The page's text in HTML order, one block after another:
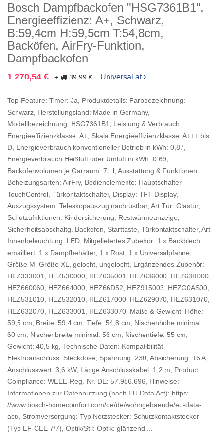
Bosch Dampfbackofen "HSG7361B1",
Energieeffizienz: A+, Schwarz,
B:59,4cm H:59,5cm T:54,8cm,
Backöfen, AirFry-Funktion,
Dampfbackofen
1 270,54 € + 39,99 € Universal.at
Top-Feature: Timer: Ja, Produktdetails: Farbbezeichnung:
Schwarz, Herstellungsland: Made in Germany,
Modellbezeichnung: HSG7361B1, Leistung & Verbrauch:
Energieeffizienzklasse: A+, Skala Energieeffizienzklasse: A+++ bis
D, Energieverbrauch konventioneller Betrieb in kWh: 0,87,
Energieverbrauch Heißluft oder Umluft in kWh: 0,69,
Backofenvolumen je Garraum: 71 l, Ausstattung & Funktionen:
Beheizungsarten: AirFry, Bedienelemente: Hauptschalter,
TouchControl, Türkontaktschalter, Display: TFT-Display,
Auszugssystem: Teleskopauszug nachrüstbar, Art Tür: Glastür,
Schutzufnktionen: Kindersicherung, Restwärmeanzeige,
Sicherheitsabschaltg. Backofen, Starttaste, Türkontaktschalter, Art
Innenbeleuchtung: LED, Mitgeliefertes Zubehör: 1 x Backblech
emailliert, 1 x Dampfbehälter, 1 x Rost, 1 x Universalpfanne,
Größe M, Größe XL, gelocht, ungelocht, Ergänzendes Zubehör:
HEZ333001, HEZ530000, HEZ635001, HEZ636000, HEZ638D00,
HEZ660060, HEZ664000, HEZ66D52, HEZ915003, HEZG0AS00,
HEZ531010, HEZ532010, HEZ617000, HEZ629070, HEZ631070,
HEZ632070, HEZ633001, HEZ633070, Maße & Gewicht: Höhe:
59,5 cm, Breite: 59,4 cm, Tiefe: 54,8 cm, Nischenhöhe minimal:
60 cm, Nischenbreite minimal: 56 cm, Nischentiefe: 55 cm,
Gewicht: 40,5 kg, Technische Daten: Kompatibilität
Elektroanschluss: Steckdose, Spannung: 230, Absicherung: 16 A,
Anschlusswert: 3,6 kW, Länge Anschlusskabel: 1,2 m, Product
Compliance: WEEE-Reg.-Nr. DE: 57.986.696, Hinweise:
Informationen zur Datennutzung (nach EU Data Act): https:
//www.bosch-homecomfort.com/de/de/wohngebaeude/eu-data-
act/, Stromversorgung: Typ Netzstecker: Schutzkontaktstecker
(Typ EF-CEE 7/7), Optik/Stil: Optik: glänzend ...